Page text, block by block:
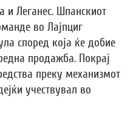
и Леганес. Шпанскиот
во Лајпциг
според која ќе добие
продажба. Покрај
преку механизмот
учествувал во